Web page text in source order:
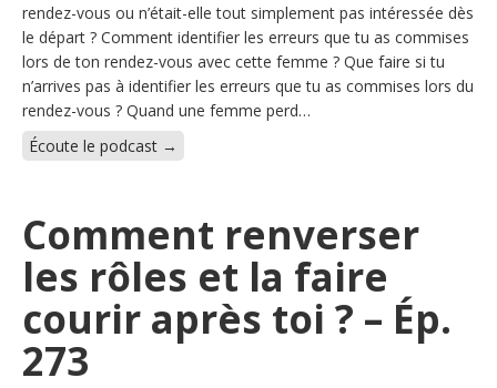
rendez-vous ou n’était-elle tout simplement pas intéressée dès
le départ ? Comment identifier les erreurs que tu as commises
lors de ton rendez-vous avec cette femme ? Que faire si tu
n’arrives pas à identifier les erreurs que tu as commises lors du
rendez-vous ? Quand une femme perd…
Écoute le podcast →
Comment renverser
les rôles et la faire
courir après toi ? – Ép.
273